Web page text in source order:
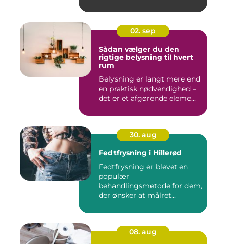
02. sep
Sådan vælger du den
rigtige belysning til hvert
rum
Belysning er langt mere end
en praktisk nødvendighed –
det er et afgørende eleme...
30. aug
Fedtfrysning i Hillerød
Fedtfrysning er blevet en
populær
behandlingsmetode for dem,
der ønsker at målret...
08. aug